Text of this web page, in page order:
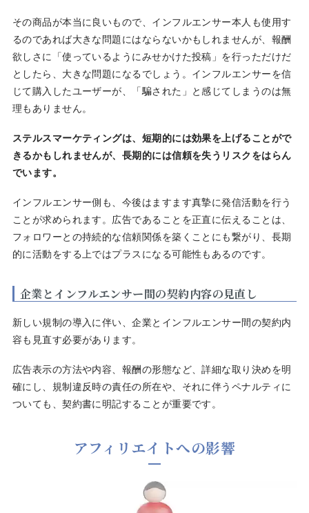
その商品が本当に良いもので、インフルエンサー本人も使用す
るのであれば大きな問題にはならないかもしれませんが、報酬
欲しさに「使っているようにみせかけた投稿」を行っただけだ
としたら、大きな問題になるでしょう。インフルエンサーを信
じて購入したユーザーが、「騙された」と感じてしまうのは無
理もありません。
ステルスマーケティングは、短期的には効果を上げることがで
きるかもしれませんが、長期的には信頼を失うリスクをはらん
でいます。
インフルエンサー側も、今後はますます真摯に発信活動を行う
ことが求められます。広告であることを正直に伝えることは、
フォロワーとの持続的な信頼関係を築くことにも繋がり、長期
的に活動をする上ではプラスになる可能性もあるのです。
企業とインフルエンサー間の契約内容の見直し
新しい規制の導入に伴い、企業とインフルエンサー間の契約内
容も見直す必要があります。
広告表示の方法や内容、報酬の形態など、詳細な取り決めを明
確にし、規制違反時の責任の所在や、それに伴うペナルティに
ついても、契約書に明記することが重要です。
アフィリエイトへの影響